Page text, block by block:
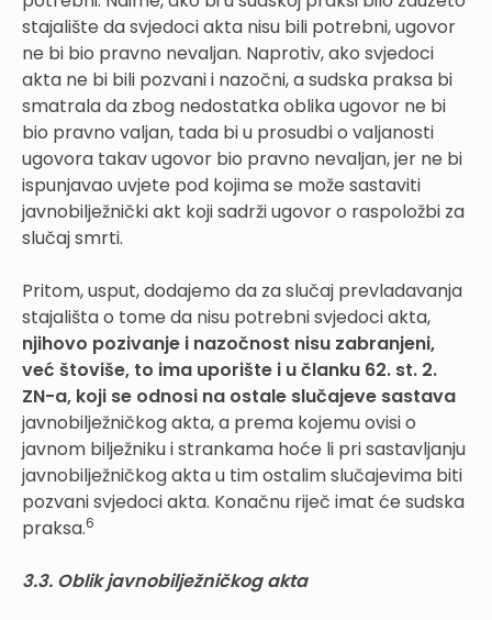
stajalište da svjedoci akta nisu bili potrebni, ugovor
ne bi bio pravno nevaljan. Naprotiv, ako svjedoci
akta ne bi bili pozvani i nazočni, a sudska praksa bi
smatrala da zbog nedostatka oblika ugovor ne bi
bio pravno valjan, tada bi u prosudbi o valjanosti
ugovora takav ugovor bio pravno nevaljan, jer ne bi
ispunjavao uvjete pod kojima se može sastaviti
javnobilježnički akt koji sadrži ugovor o raspoložbi za
slučaj smrti.
Pritom, usput, dodajemo da za slučaj prevladavanja
stajališta o tome da nisu potrebni svjedoci akta,
njihovo pozivanje i nazočnost nisu zabranjeni,
već štoviše, to ima uporište i u članku 62. st. 2.
ZN-a, koji se odnosi na ostale slučajeve sastava
javnobilježničkog akta, a prema kojemu ovisi o
javnom bilježniku i strankama hoće li pri sastavljanju
javnobilježničkog akta u tim ostalim slučajevima biti
pozvani svjedoci akta. Konačnu riječ imat će sudska
praksa.6
3.3. Oblik javnobilježničkog akta